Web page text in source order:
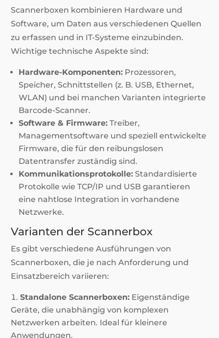
Scannerboxen kombinieren Hardware und
Software, um Daten aus verschiedenen Quellen
zu erfassen und in IT-Systeme einzubinden.
Wichtige technische Aspekte sind:
Hardware-Komponenten: Prozessoren,
Speicher, Schnittstellen (z. B. USB, Ethernet,
WLAN) und bei manchen Varianten integrierte
Barcode-Scanner.
Software & Firmware: Treiber,
Managementsoftware und speziell entwickelte
Firmware, die für den reibungslosen
Datentransfer zuständig sind.
Kommunikationsprotokolle: Standardisierte
Protokolle wie TCP/IP und USB garantieren
eine nahtlose Integration in vorhandene
Netzwerke.
Varianten der Scannerbox
Es gibt verschiedene Ausführungen von
Scannerboxen, die je nach Anforderung und
Einsatzbereich variieren:
Standalone Scannerboxen: Eigenständige
Geräte, die unabhängig von komplexen
Netzwerken arbeiten. Ideal für kleinere
Anwendungen.